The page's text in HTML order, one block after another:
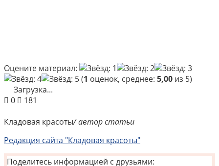
Оцените материал:
(1 оценок, среднее: 5,00 из 5)
Загрузка...
0
181
Кладовая красоты/ автор статьи
Редакция сайта "Кладовая красоты"
Поделитесь информацией с друзьями: